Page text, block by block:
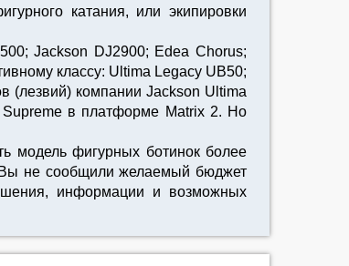
катания, или экипировки
Jackson DJ2900; Edea Chorus;
классу: Ultima Legacy UB50;
(лезвий) компании Jackson Ultima
в платформе Matrix 2. Но
модель фигурных ботинок более
Вы не сообщили желаемый бюджет
информации и возможных